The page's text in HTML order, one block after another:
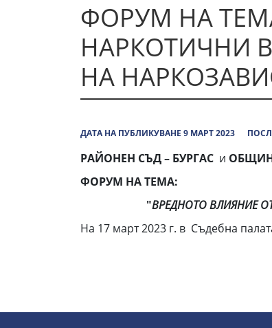
ФОРУМ НА
НАРКОТИЧНИ
НА
ДАТА НА ПУБЛИКУВАНЕ 9 МАРТ 2023
РАЙОНЕН СЪД – БУРГАС и
ФОРУМ НА ТЕМА:
"ВРЕДНОТО ВЛИЯНИЕ
На 17 март 2023 г. в Съдебна